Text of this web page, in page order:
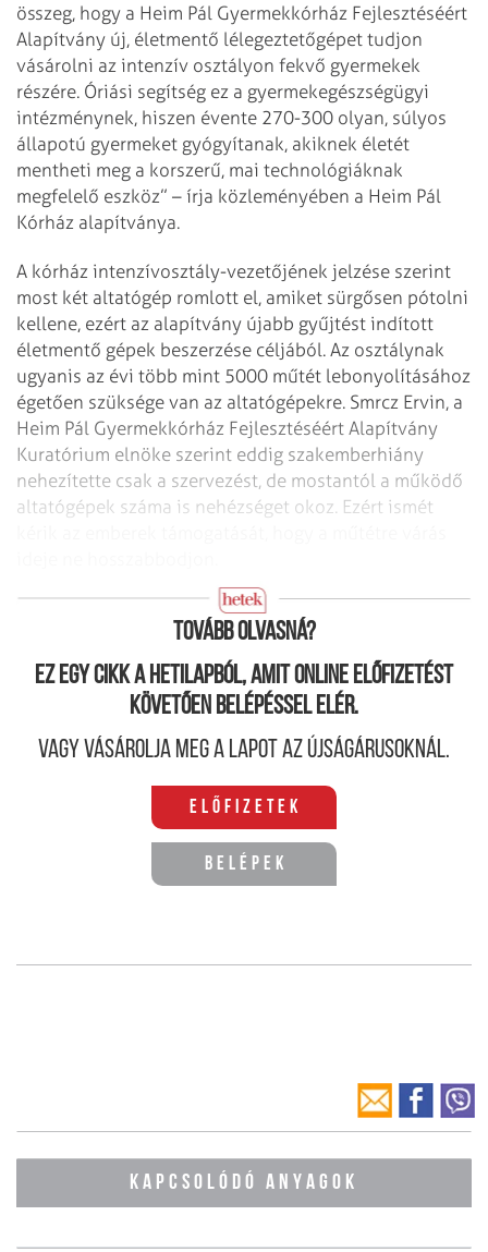
összeg, hogy a Heim Pál Gyermekkórház Fejlesztéséért
Alapítvány új, életmentő lélegeztetőgépet tudjon
vásárolni az intenzív osztályon fekvő gyermekek
részére. Óriási segítség ez a gyermekegészségügyi
intézménynek, hiszen évente 270-300 olyan, súlyos
állapotú gyermeket gyógyítanak, akiknek életét
mentheti meg a korszerű, mai technológiáknak
megfelelő eszköz” – írja közleményében a Heim Pál
Kórház alapítványa.
A kórház intenzívosztály-vezetőjének jelzése szerint
most két altatógép romlott el, amiket sürgősen pótolni
kellene, ezért az alapítvány újabb gyűjtést indított
életmentő gépek beszerzése céljából. Az osztálynak
ugyanis az évi több mint 5000 műtét lebonyolításához
égetően szüksége van az altatógépekre. Smrcz Ervin, a
Heim Pál Gyermekkórház Fejlesztéséért Alapítvány
Kuratórium elnöke szerint eddig szakemberhiány
nehezítette csak a szervezést, de mostantól a működő
altatógépek száma is nehézséget okoz. Ezért ismét
Tovább olvasná?
Ez egy cikk a hetilapból, amit online előfizetést
követően belépéssel elér.
Vagy vásárolja meg a lapot az újságárusoknál.
Előfizetek
Belépek
KAPCSOLÓDÓ ANYAGOK